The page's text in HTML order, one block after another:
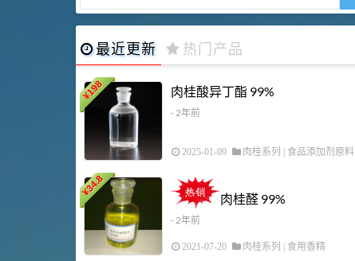
最近更新 热门产品
¥
198 肉桂酸异丁酯 99%
- 2年前
2025-01-09 肉桂系列 | 食品添加剂原料
¥
34.8
肉桂醛 99%
- 2年前
2021-07-20 肉桂系列 食用香精